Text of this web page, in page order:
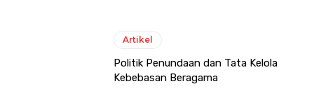
Artikel
Politik Penundaan dan Tata Kelola
Kebebasan Beragama